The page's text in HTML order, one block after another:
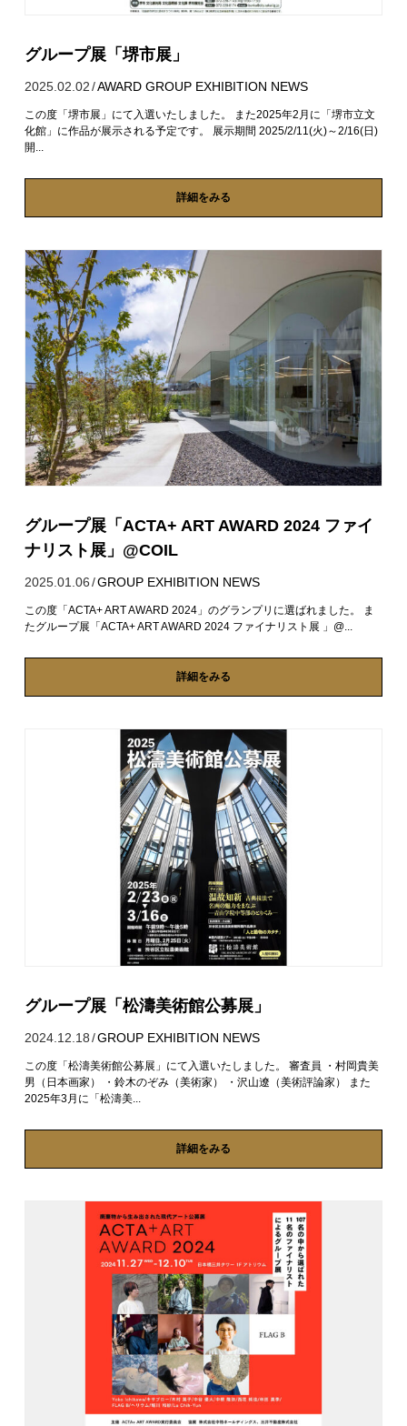
グループ展「堺市展」
2025.02.02 /AWARD GROUP EXHIBITION NEWS
この度「堺市展」にて入選いたしました。 また2025年2月に「堺市立文
化館」に作品が展示される予定です。 展示期間 2025/2/11(火)～2/16(日)
開...
詳細をみる
グループ展「ACTA+ ART AWARD 2024 ファイ
ナリスト展」@COIL
2025.01.06 /GROUP EXHIBITION NEWS
この度「ACTA+ ART AWARD 2024」のグランプリに選ばれました。 ま
たグループ展「ACTA+ ART AWARD 2024 ファイナリスト展 」@...
詳細をみる
グループ展「松濤美術館公募展」
2024.12.18 /GROUP EXHIBITION NEWS
この度「松濤美術館公募展」にて入選いたしました。 審査員 ・村岡貴美
男（日本画家） ・鈴木のぞみ（美術家） ・沢山遼（美術評論家） また
2025年3月に「松濤美...
詳細をみる